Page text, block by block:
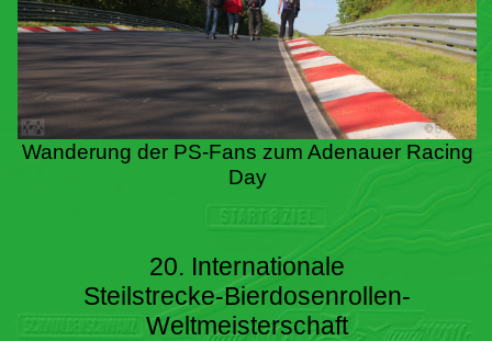
Wanderung der PS-Fans zum Adenauer Racing
Day
20. Internationale
Steilstrecke-Bierdosenrollen-
Weltmeisterschaft